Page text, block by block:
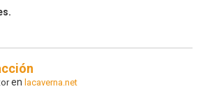
en lacaverna.net